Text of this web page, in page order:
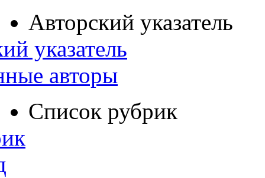
Авторский указатель
указатель
авторы
Список рубрик